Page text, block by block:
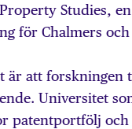
Studies, en
för Chalmers och
är att forskningen
Universitet
patentportfölj